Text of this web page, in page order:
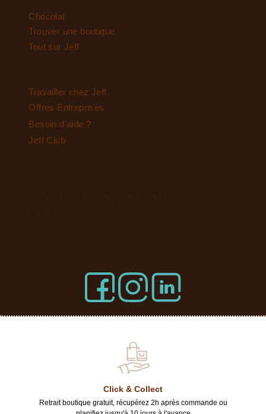
Chocolat
Trouver une boutique
Tout sur Jeff
Travailler chez Jeff
Offres Entreprises
Besoin d'aide ?
Jeff Club
Click & Collect
Retrait boutique gratuit, récupérez 2h après commande ou